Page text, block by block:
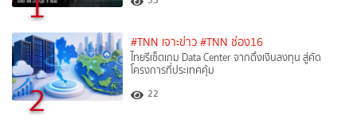
2
#TNN เจาะข่าว #TNN ช่อง16
ไทยรีเซ็ตเกม Data Center จากดึงเงินลงทุน สู่คัด
โครงการที่ประเทศคุ้ม
22